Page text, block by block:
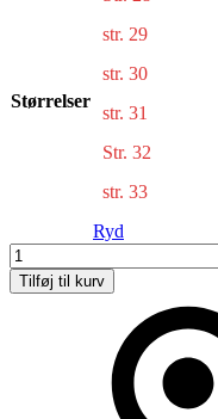
Størrelser
str. 29
str. 30
str. 31
Str. 32
str. 33
Ryd
Boy
sko
antal
Tilføj til kurv